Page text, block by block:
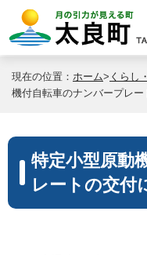
現在の位置： ホーム> くらし
機付自転車のナンバープレー
特定小型原動
レートの交付